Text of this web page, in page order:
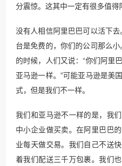
分震惊。这其中一定有很多值得
没有人相信阿里巴巴可以活下
台是免费的，你们的公司那么
的时候，人们又说：“你们阿里
亚马逊一样。”可能亚马逊是美
式，但是我们不一样。
我们和亚马逊不一样的是，我
中小企业做买卖。在阿里巴巴
业每天做交易。我们自己不送
着我们配送三千万包裹。我们